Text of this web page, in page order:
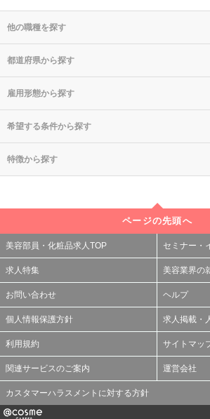
他の職種を探す
都道府県から探す
雇用形態から探す
希望する条件から探す
特徴から探す
ページの先頭へ
美容部員・化粧品求人TOP セミナー・
求人特集 美容業界の
お問い合わせ ヘルプ
個人情報保護方針 求人掲載・
利用規約 サイトマッ
関連サービスのご案内 運営会社
カスタマーハラスメントに対する方針